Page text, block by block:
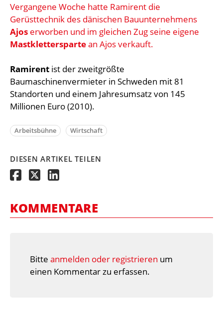
Vergangene Woche hatte Ramirent die
Gerüsttechnik des dänischen Bauunternehmens
Ajos erworben und im gleichen Zug seine eigene
Mastkletterspartean Ajos verkauft.
Ramirent ist der zweitgrößte
Baumaschinenvermieter in Schweden mit 81
Standorten und einem Jahresumsatz von 145
Millionen Euro (2010).
Arbeitsbühne Wirtschaft
DIESEN ARTIKEL TEILEN
KOMMENTARE
Bitte anmelden oder registrieren um
einen Kommentar zu erfassen.